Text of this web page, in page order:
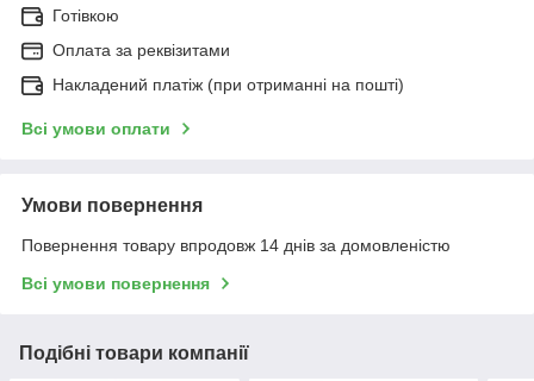
Готівкою
Оплата за реквізитами
Накладений платіж (при отриманні на пошті)
Всі умови оплати
Умови повернення
Повернення товару впродовж 14 днів за домовленістю
Всі умови повернення
Подібні товари компанії